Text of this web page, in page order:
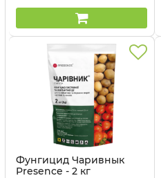
Фунгицид Чаривнык
Presence - 2 кг